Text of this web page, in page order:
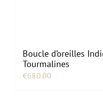
Boucle d’oreilles
Tourmalines
€680.00